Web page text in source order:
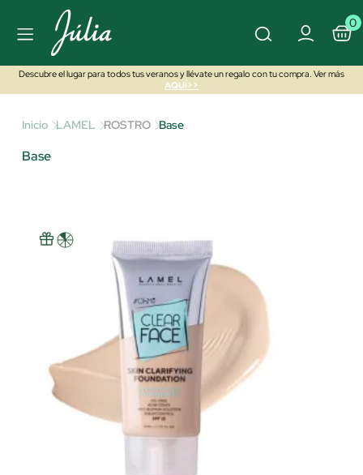
0
Descubre el lugar para todos tus veranos y llévate un regalo con tu compra. Ver más
AQUÍ>>
Inicio LAMEL ROSTRO Base
Base